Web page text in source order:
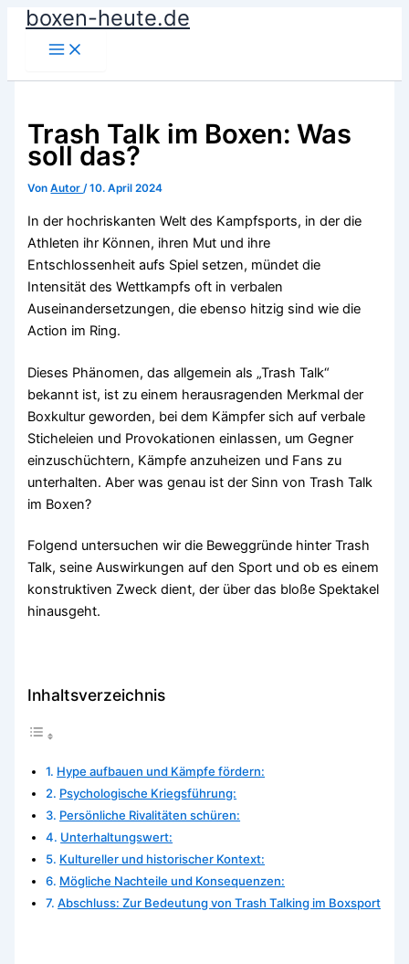
Zumboxen-heute.de
Trash Talk im Boxen: Was
soll das?
VonAutor/10. April 2024
In der hochriskanten Welt des Kampfsports, in der die
Athleten ihr Können, ihren Mut und ihre
Entschlossenheit aufs Spiel setzen, mündet die
Intensität des Wettkampfs oft in verbalen
Auseinandersetzungen, die ebenso hitzig sind wie die
Action im Ring.
Dieses Phänomen, das allgemein als „Trash Talk“
bekannt ist, ist zu einem herausragenden Merkmal der
Boxkultur geworden, bei dem Kämpfer sich auf verbale
Sticheleien und Provokationen einlassen, um Gegner
einzuschüchtern, Kämpfe anzuheizen und Fans zu
unterhalten. Aber was genau ist der Sinn von Trash Talk
im Boxen?
Folgend untersuchen wir die Beweggründe hinter Trash
Talk, seine Auswirkungen auf den Sport und ob es einem
konstruktiven Zweck dient, der über das bloße Spektakel
hinausgeht.
Inhaltsverzeichnis
Hype aufbauen und Kämpfe fördern:
Psychologische Kriegsführung:
Persönliche Rivalitäten schüren:
Unterhaltungswert:
Kultureller und historischer Kontext:
Mögliche Nachteile und Konsequenzen:
Abschluss: Zur Bedeutung von Trash Talking im Boxsport